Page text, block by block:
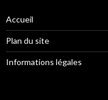
Accueil
Plan du site
Informations légales